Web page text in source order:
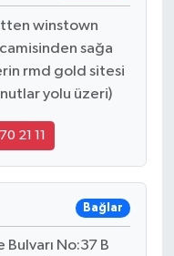
winstown
sağa
rmd gold sitesi
yolu üzeri)
21 11
Bağlar
No:37 B